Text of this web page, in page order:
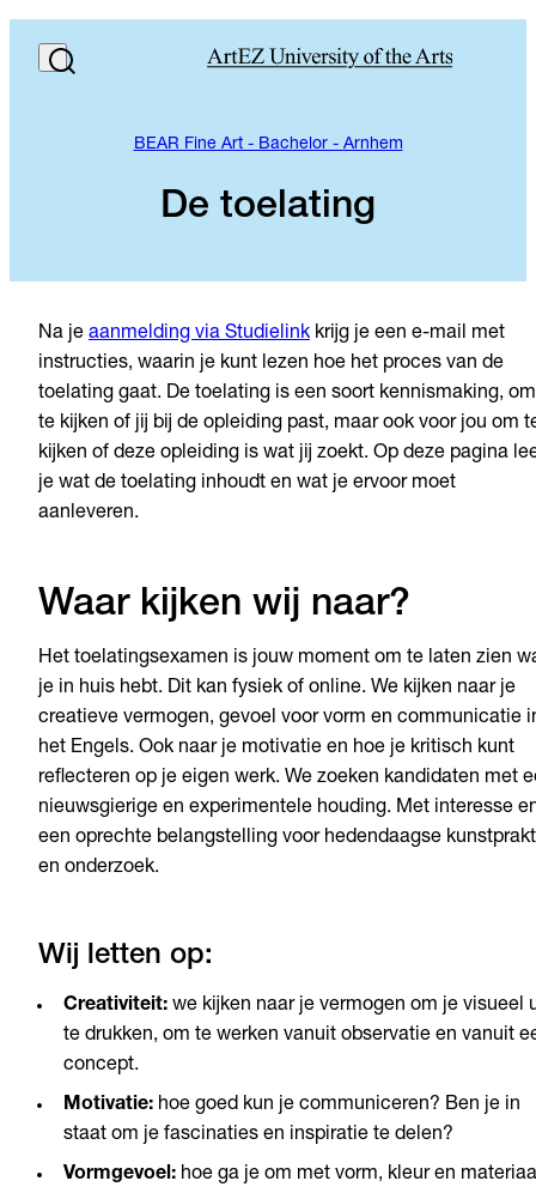
BEAR Fine Art - Bachelor - Arnhem
De toelating
Na je aanmelding via Studielink krijg je een e-mail met
instructies, waarin je kunt lezen hoe het proces van de
toelating gaat. De toelating is een soort kennismaking, om
te kijken of jij bij de opleiding past, maar ook voor jou om
kijken of deze opleiding is wat jij zoekt. Op deze pagina
je wat de toelating inhoudt en wat je ervoor moet
aanleveren.
Waar kijken wij naar?
Het toelatingsexamen is jouw moment om te laten zien
je in huis hebt. Dit kan fysiek of online. We kijken naar je
creatieve vermogen, gevoel voor vorm en communicatie
het Engels. Ook naar je motivatie en hoe je kritisch kunt
reflecteren op je eigen werk. We zoeken kandidaten met
nieuwsgierige en experimentele houding. Met interesse
een oprechte belangstelling voor hedendaagse
en onderzoek.
Wij letten op:
Creativiteit: we kijken naar je vermogen om je visueel
te drukken, om te werken vanuit observatie en vanuit
concept.
Motivatie: hoe goed kun je communiceren? Ben je in
staat om je fascinaties en inspiratie te delen?
Vormgevoel: hoe ga je om met vorm, kleur en